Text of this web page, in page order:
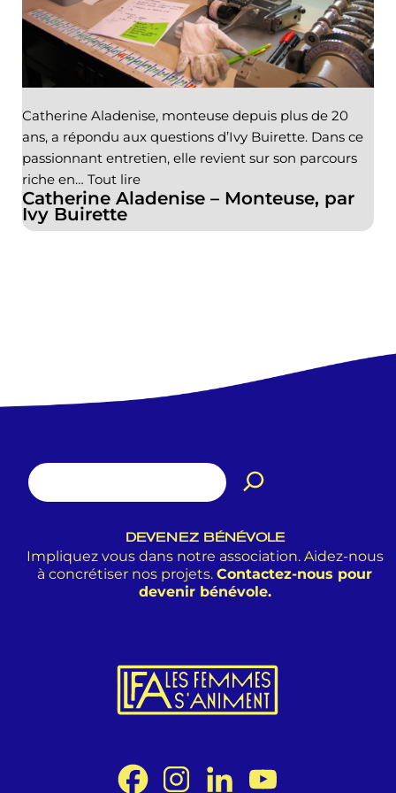
Catherine Aladenise – Monteuse, par
Ivy Buirette
Catherine Aladenise, monteuse depuis plus de 20
ans, a répondu aux questions d’Ivy Buirette. Dans ce
passionnant entretien, elle revient sur son parcours
riche en… Tout lire
DEVENEZ BÉNÉVOLE
Impliquez vous dans notre association. Aidez-nous
à concrétiser nos projets. Contactez-nous pour
devenir bénévole.